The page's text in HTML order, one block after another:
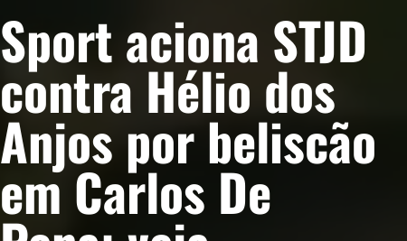
Sport aciona STJD
contra Hélio dos
Anjos por beliscão
em Carlos De